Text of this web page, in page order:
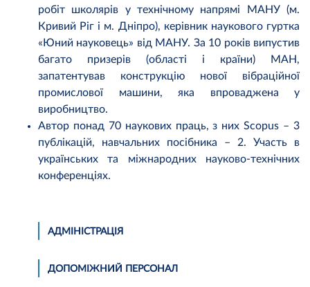
робіт школярів у технічному напрямі МАНУ (м.
Кривий Ріг і м. Дніпро), керівник наукового гуртка
«Юний науковець» від МАНУ. За 10 років випустив
багато призерів (області і країни) МАН,
запатентував конструкцію нової вібраційної
промислової машини, яка впроваджена у
виробництво.
Автор понад 70 наукових праць, з них Scopus – 3
публікацій, навчальних посібника – 2. Участь в
українських та міжнародних науково-технічних
конференціях.
АДМІНІСТРАЦІЯ
ДОПОМІЖНИЙ ПЕРСОНАЛ